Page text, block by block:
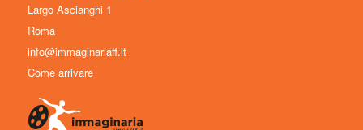
Largo Ascianghi 1
Roma
info@immaginariaff.it
Come arrivare